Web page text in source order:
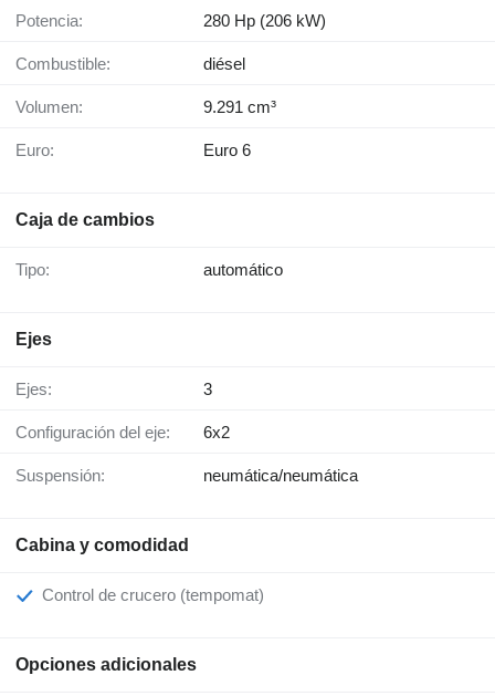
Potencia: 280 Hp (206 kW)
Combustible: diésel
Volumen: 9.291 cm³
Euro: Euro 6
Caja de cambios
Tipo: automático
Ejes
Ejes: 3
Configuración del eje: 6x2
Suspensión: neumática/neumática
Cabina y comodidad
Control de crucero (tempomat)
Opciones adicionales